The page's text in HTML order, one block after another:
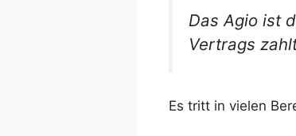
Das Agio ist
Vertrags
Es tritt in vielen